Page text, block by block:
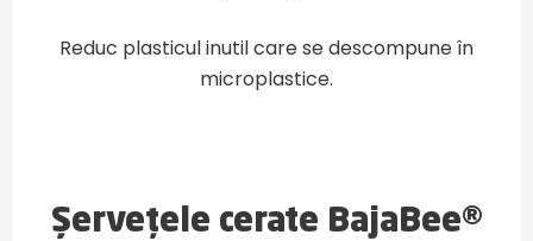
Reduc plasticul inutil care se descompune în
microplastice.
Șervețele cerate BajaBee®